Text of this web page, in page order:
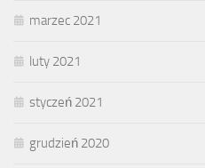
marzec 2021
luty 2021
styczeń 2021
grudzień 2020